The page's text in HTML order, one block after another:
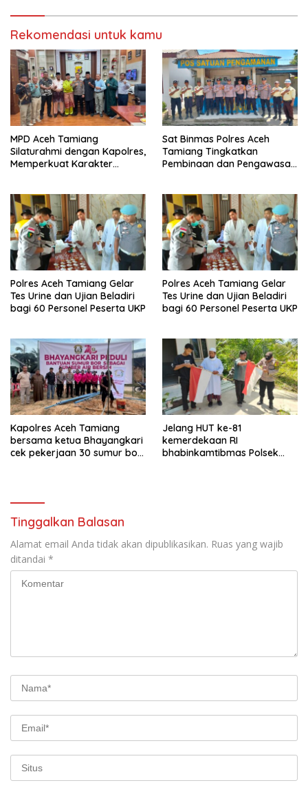
Rekomendasi untuk kamu
MPD Aceh Tamiang
Silaturahmi dengan Kapolres,
Memperkuat Karakter
Sat Binmas Polres Aceh
Tamiang Tingkatkan
Pembinaan dan Pengawasan
Polres Aceh Tamiang Gelar
Tes Urine dan Ujian Beladiri
bagi 60 Personel Peserta UKP
Polres Aceh Tamiang Gelar
Tes Urine dan Ujian Beladiri
bagi 60 Personel Peserta UKP
Kapolres Aceh Tamiang
bersama ketua Bhayangkari
cek pekerjaan 30 sumur bor
Jelang HUT ke-81
kemerdekaan RI
bhabinkamtibmas Polsek
Tinggalkan Balasan
Alamat email Anda tidak akan dipublikasikan. Ruas yang wajib
ditandai *